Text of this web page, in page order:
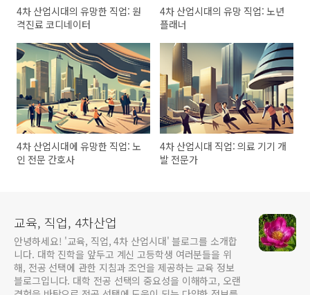
4차 산업시대의 유망한 직업: 원
격진료 코디네이터
4차 산업시대의 유망 직업: 노년
플래너
4차 산업시대에 유망한 직업: 노
인 전문 간호사
4차 산업시대 직업: 의료 기기 개
발 전문가
교육, 직업, 4차산업
안녕하세요! '교육, 직업, 4차 산업시대' 블로그를 소개합
니다. 대학 진학을 앞두고 계신 고등학생 여러분들을 위
해, 전공 선택에 관한 지침과 조언을 제공하는 교육 정보
블로그입니다. 대학 전공 선택의 중요성을 이해하고, 오랜